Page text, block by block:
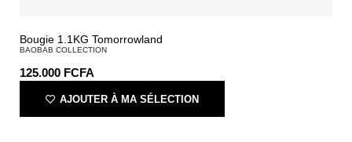
Bougie 1.1KG Tomorrowland
BAOBAB COLLECTION
125.000 FCFA
AJOUTER À MA SÉLECTION